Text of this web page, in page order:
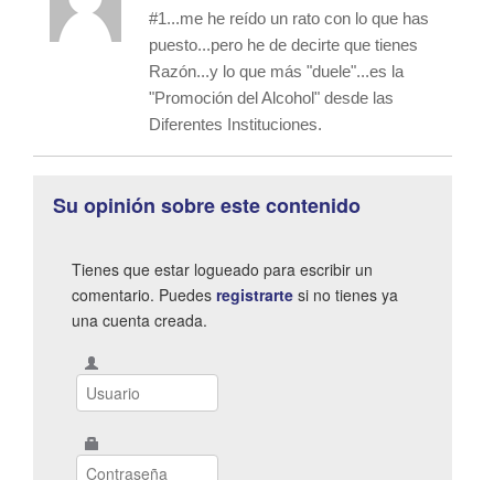
#1...me he reído un rato con lo que has
puesto...pero he de decirte que tienes
Razón...y lo que más "duele"...es la
"Promoción del Alcohol" desde las
Diferentes Instituciones.
Su opinión sobre este contenido
Tienes que estar logueado para escribir un
comentario. Puedes registrarte si no tienes ya
una cuenta creada.